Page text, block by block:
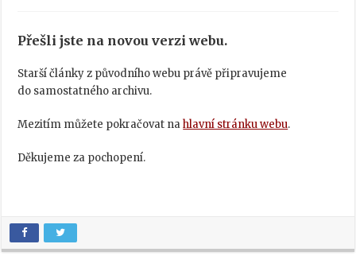
Přešli jste na novou verzi webu.
Starší články z původního webu právě připravujeme
do samostatného archivu.
Mezitím můžete pokračovat nahlavní stránku webu.
Děkujeme za pochopení.